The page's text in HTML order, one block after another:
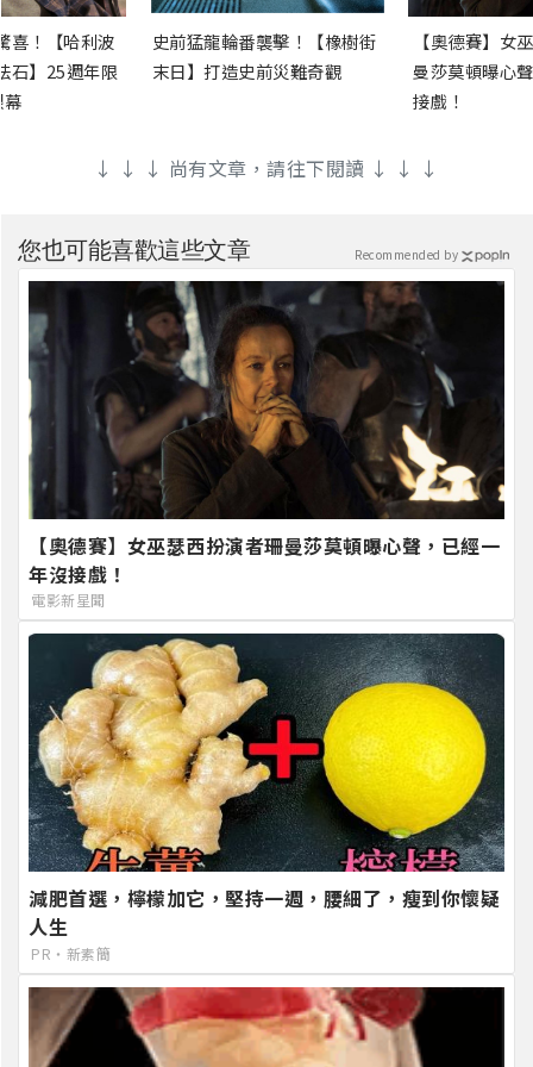
喜！【哈利波
石】25週年限
史前猛龍輪番襲擊！【橡樹街
末日】打造史前災難奇觀
【奧德賽】女
曼莎莫頓曝心
接戲！
↓ ↓ ↓ 尚有文章，請往下閱讀 ↓ ↓ ↓
您也可能喜歡這些文章
【奧德賽】女巫瑟西扮演者珊曼莎莫頓曝心聲，已經一
年沒接戲！
電影新星聞
減肥首選，檸檬加它，堅持一週，腰細了，瘦到你懷疑
人生
PR・新素簡
Recommended by